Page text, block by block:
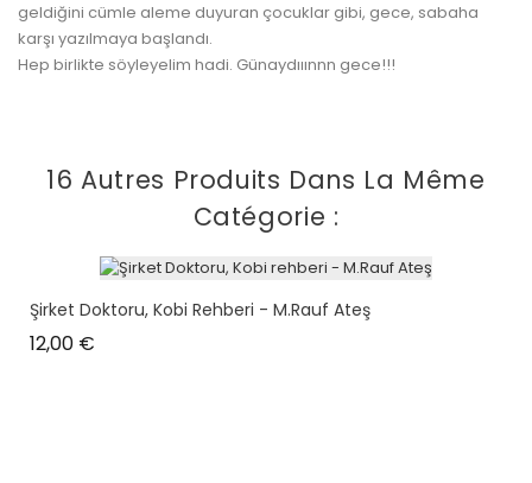
geldiğini cümle aleme duyuran çocuklar gibi, gece, sabaha
karşı yazılmaya başlandı.
Hep birlikte söyleyelim hadi. Günaydııınnn gece!!!
16 Autres Produits Dans La Même
Catégorie :
Şirket Doktoru, Kobi Rehberi - M.Rauf Ateş
12,00 €